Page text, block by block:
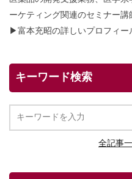
ーケティング関連のセミナー講
▶ 富本充昭の詳しいプロフィー
キーワード検索
全記事